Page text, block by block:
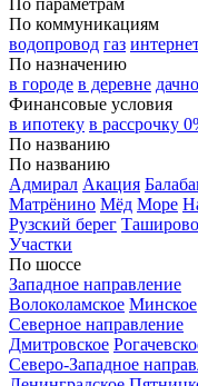
По коммуникациям
водопровод газ
По назначению
в городе в деревне
Финансовые условия
в ипотеку в рассрочку
По названию
По названию
Адмирал Акация
Матрёнино Мёд Море
Рузский берег Таширово
Участки
По шоссе
Западное направление
Волоколамское Минское
Северное направление
Дмитровское
Северо-Западное